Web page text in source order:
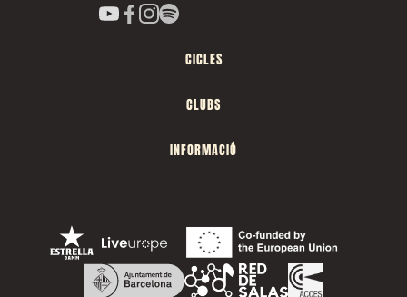
CICLES
CLUBS
INFORMACIÓ